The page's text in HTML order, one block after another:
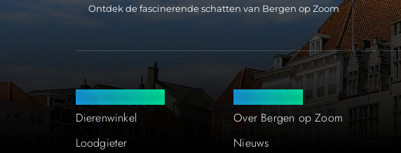
Ontdek de fascinerende schatten van Bergen op Zoom
Dierenwinkel
Loodgieter
Over Bergen op Zoom
Nieuws